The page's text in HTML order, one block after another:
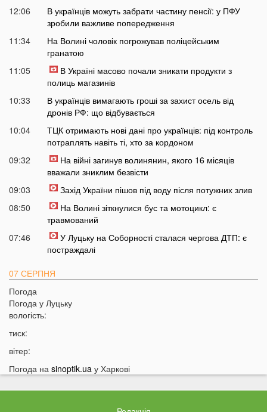
12:06
В українців можуть забрати частину пенсії: у ПФУ
зробили важливе попередження
11:34
На Волині чоловік погрожував поліцейським
гранатою
11:05
В Україні масово почали зникати продукти з
полиць магазинів
10:33
В українців вимагають гроші за захист осель від
дронів РФ: що відбувається
10:04
ТЦК отримають нові дані про українців: під контроль
потраплять навіть ті, хто за кордоном
09:32
На війні загинув волинянин, якого 16 місяців
вважали зниклим безвісти
09:03
Захід України пішов під воду після потужних злив
08:50
На Волині зіткнулися бус та мотоцикл: є
травмований
07:46
У Луцьку на Соборності сталася чергова ДТП: є
постраждалі
07 СЕРПНЯ
20:31
20:17
19:30
Назвали найжадібніших чоловіків за знаком Зодіаку
19:15
Ці речі категорично заборонено робити під час грози
На заході України чоловік впіймав 10-кілограмову
Погода
Погода у Луцьку
вологість:
тиск:
вітер:
Погода на sinoptik.ua у Харкові